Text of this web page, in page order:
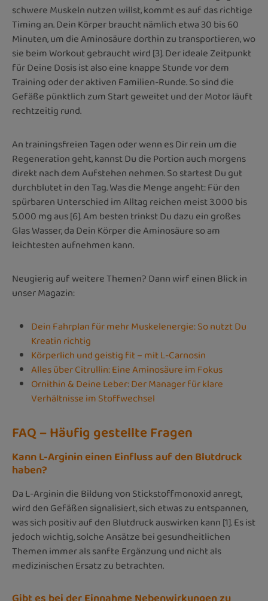
schwere Muskeln nutzen willst, kommt es auf das richtige
Timing an. Dein Körper braucht nämlich etwa 30 bis 60
Minuten, um die Aminosäure dorthin zu transportieren, wo
sie beim Workout gebraucht wird [3]. Der ideale Zeitpunkt
für Deine Dosis ist also eine knappe Stunde vor dem
Training oder der aktiven Familien-Runde. So sind die
Gefäße pünktlich zum Start geweitet und der Motor läuft
rechtzeitig rund.
An trainingsfreien Tagen oder wenn es Dir rein um die
Regeneration geht, kannst Du die Portion auch morgens
direkt nach dem Aufstehen nehmen. So startest Du gut
durchblutet in den Tag. Was die Menge angeht: Für den
spürbaren Unterschied im Alltag reichen meist 3.000 bis
5.000 mg aus [6]. Am besten trinkst Du dazu ein großes
Glas Wasser, da Dein Körper die Aminosäure so am
leichtesten aufnehmen kann.
Neugierig auf weitere Themen? Dann wirf einen Blick in
unser Magazin:
Dein Fahrplan für mehr Muskelenergie: So nutzt Du
Kreatin richtig
Körperlich und geistig fit – mit L-Carnosin
Alles über Citrullin: Eine Aminosäure im Fokus
Ornithin & Deine Leber: Der Manager für klare
Verhältnisse im Stoffwechsel
FAQ – Häufig gestellte Fragen
Kann L-Arginin einen Einfluss auf den Blutdruck
haben?
Da L-Arginin die Bildung von Stickstoffmonoxid anregt,
wird den Gefäßen signalisiert, sich etwas zu entspannen,
was sich positiv auf den Blutdruck auswirken kann [1]. Es ist
jedoch wichtig, solche Ansätze bei gesundheitlichen
Themen immer als sanfte Ergänzung und nicht als
medizinischen Ersatz zu betrachten.